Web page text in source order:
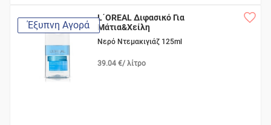
Έξυπνη Αγορά
L΄OREAL Διφασικό Για
Μάτια&Χείλη
Νερό Ντεμακιγιάζ 125ml
39.04 €/ λίτρο